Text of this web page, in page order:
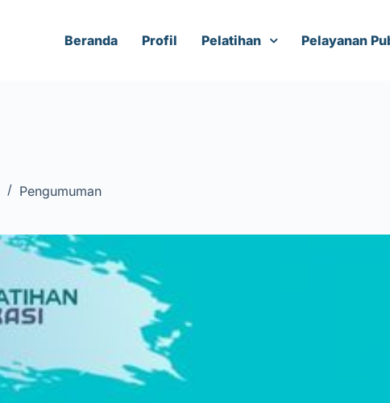
Beranda Profil Pelatihan Pelayanan
Pengumuman